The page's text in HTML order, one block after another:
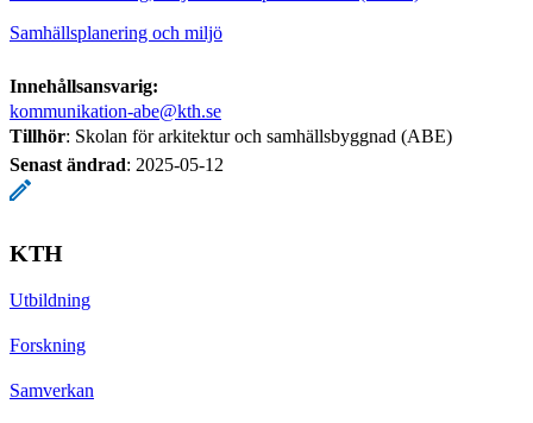
Samhällsplanering och miljö
Innehållsansvarig:
kommunikation-abe@kth.se
Tillhör: Skolan för arkitektur och samhällsbyggnad (ABE)
Senast ändrad: 2025-05-12
KTH
Utbildning
Forskning
Samverkan